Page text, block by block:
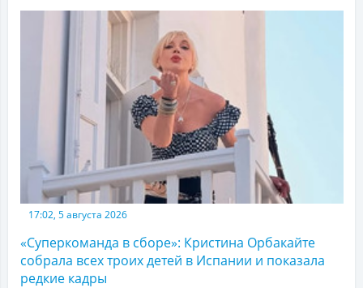
17:02, 5 августа 2026
«Суперкоманда в сборе»: Кристина Орбакайте
собрала всех троих детей в Испании и показала
редкие кадры